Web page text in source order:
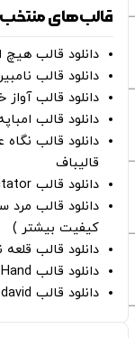
قالب‌های منتخب
دانلود قالب هیچ
دانلود قالب
دانلود قالب آواز
دانلود قالب
دانلود قالب
قالیباف
دانلود قالب kylian dictator
کیفیت بیشتر )
دانلود قالب
دانلود قالب Oh Kevin De Bruyne - Paul Hand
دانلود قالب Gut Genug - kitschrieg ft. Shirin david